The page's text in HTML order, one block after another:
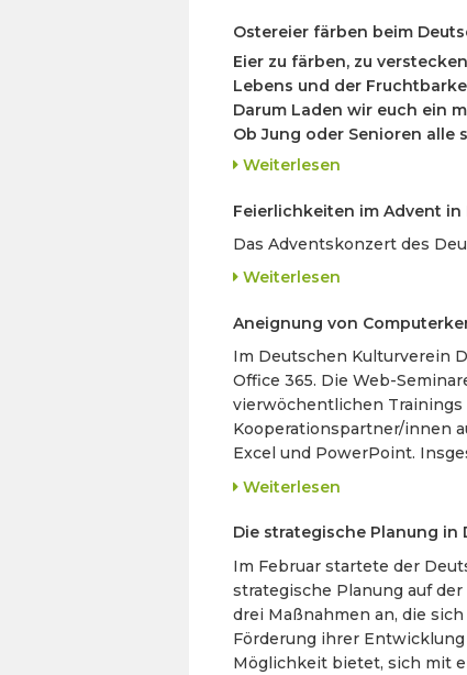
Ostereier färben beim
Eier zu färben, zu
Lebens und der
Darum Laden wir euch ein
Ob Jung oder Senioren alle
Weiterlesen
Feierlichkeiten im Advent in
Das Adventskonzert des
Weiterlesen
Aneignung von
Im Deutschen Kulturverein
Office 365. Die Web-
vierwöchentlichen
Kooperationspartner/innen
Excel und PowerPoint.
Weiterlesen
Die strategische Planung in
Im Februar startete der
strategische Planung auf
drei Maßnahmen an, die
Förderung ihrer
Möglichkeit bietet, sich mit